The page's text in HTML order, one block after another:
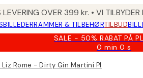
LEVERING OVER 399 kr. • VI
RAMMER & TILBEHØRTILBUD
SALE - 50% RABAT PÅ
0 min0 s
Gyldig
Rome - Dirty Gin Martini Plakat